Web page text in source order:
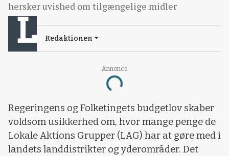
Annonce
Loading...
hersker uvished om tilgængelige midler
Redaktionen
Regeringens og Folketingets budgetlov skaber
voldsom usikkerhed om, hvor mange penge de
Lokale Aktions Grupper (LAG) har at gøre med i
landets landdistrikter og yderområder. Det